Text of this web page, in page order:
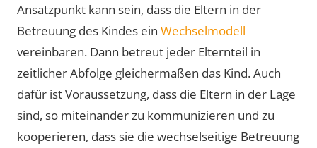
Ansatzpunkt kann sein, dass die Eltern in der
Betreuung des Kindes ein Wechselmodell
vereinbaren. Dann betreut jeder Elternteil in
zeitlicher Abfolge gleichermaßen das Kind. Auch
dafür ist Voraussetzung, dass die Eltern in der Lage
sind, so miteinander zu kommunizieren und zu
kooperieren, dass sie die wechselseitige Betreuung